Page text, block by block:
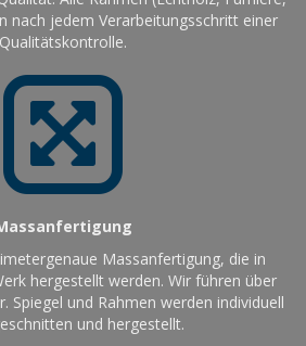
nach jedem Verarbeitungsschritt einer
Qualitätskontrolle.
Massanfertigung, die in
hergestellt werden. Wir führen über
Spiegel und Rahmen werden individuell
und hergestellt.